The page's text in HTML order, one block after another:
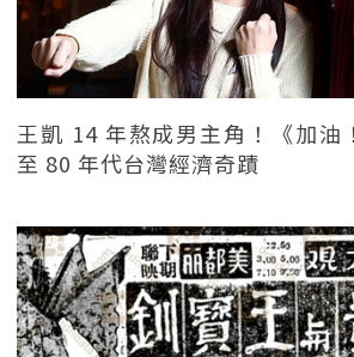
王凱 14 年熬成男主角！《加油
至 80 年代台灣經濟奇蹟